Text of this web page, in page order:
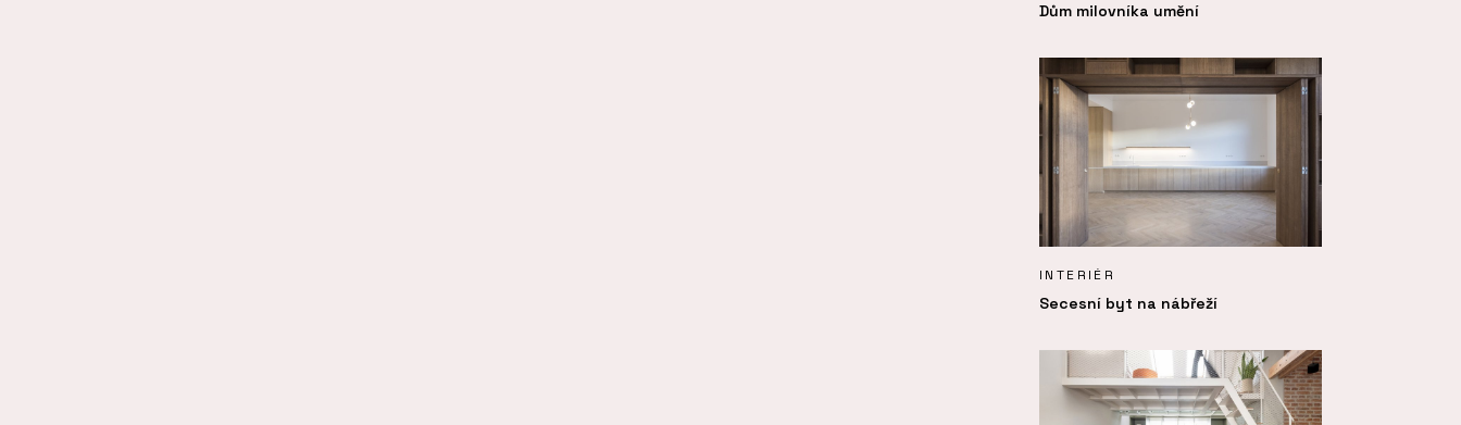
Dům milovníka umění
INTERIÉR
Secesní byt na nábřeží